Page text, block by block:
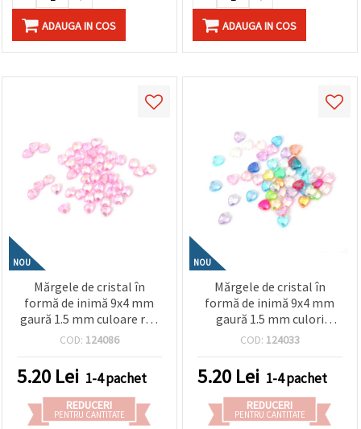
ADAUGA IN COS ADAUGA IN COS
NOU
Mărgele de cristal în
formă de inimă 9x4 mm
gaură 1.5 mm culoare roz
curcubeu -20 grame ~110
COD: 124086
5.20 Lei 1-4 pachet
REDUCERI
PENTRU CANTITATE
NOU
Mărgele de cristal în
formă de inimă 9x4 mm
gaură 1.5 mm culori
curcubeu amestecate -20
COD: 124033
5.20 Lei 1-4 pachet
REDUCERI
PENTRU CANTITATE